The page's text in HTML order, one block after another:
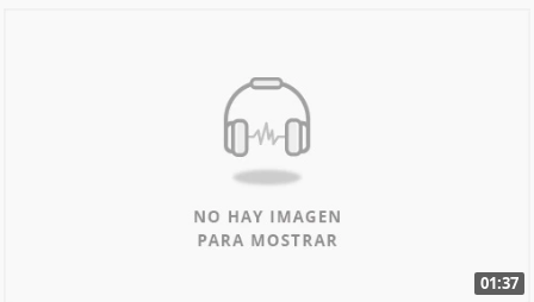
01:37